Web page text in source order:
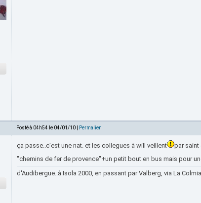
Posté à 04h54 le 04/01/10 | Permalien
ça passe..c'est une nat. et les collegues à will veillent
par saint
"chemins de fer de provence"+un petit bout en bus mais pour
d'Audibergue..à Isola 2000, en passant par Valberg, via La